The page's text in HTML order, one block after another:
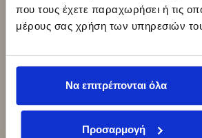
που τους έχετε παραχωρήσει ή τις
μέρους σας χρήση των υπηρεσιών
Να επιτρέπονται όλα
Προσαρμογή